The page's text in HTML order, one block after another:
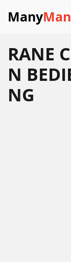
Many
RANE
N
NG